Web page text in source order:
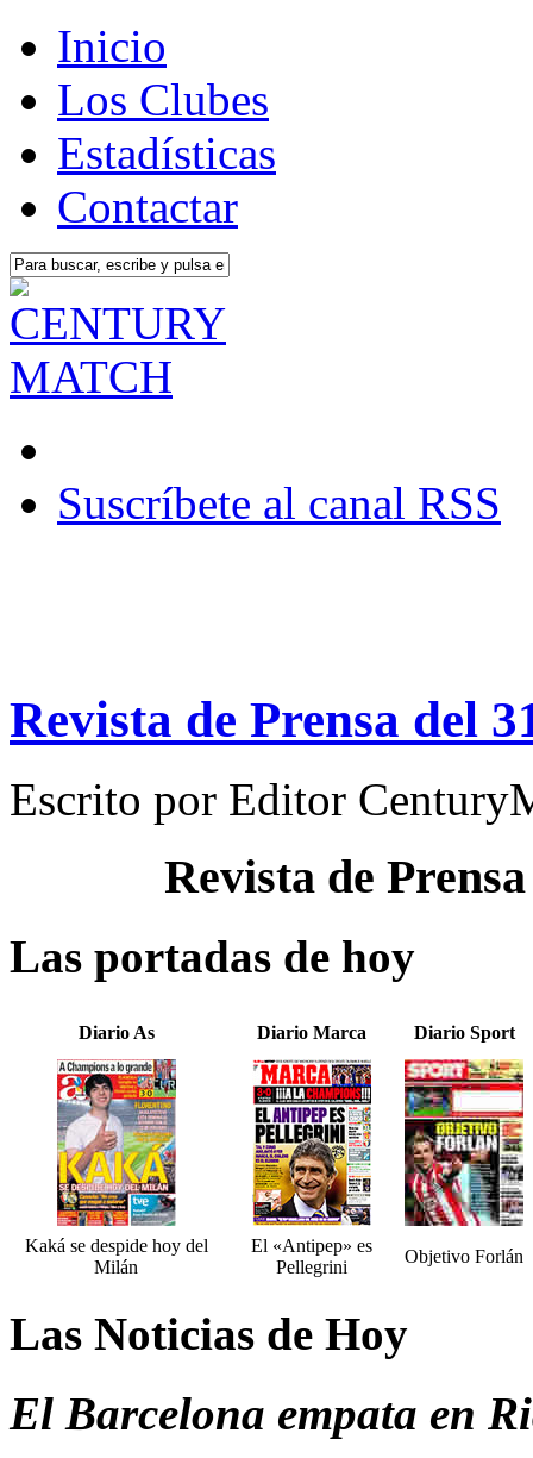
Inicio
Los Clubes
Estadísticas
Contactar
Suscríbete al canal RSS
Revista de Prensa del
Escrito por Editor
Revista de
Las portadas de hoy
Diario As Diario Marca Diario Sport
Kaká se despide hoy del
Milán
El «Antipep» es
Pellegrini
Objetivo Forlán
Las Noticias de Hoy
El Barcelona empata en